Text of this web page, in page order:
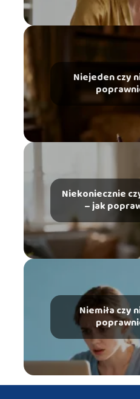
Niejeden czy
Niekoniecznie
– jak
Niemiła czy